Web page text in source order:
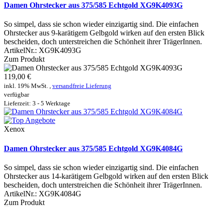
Damen Ohrstecker aus 375/585 Echtgold XG9K4093G
So simpel, dass sie schon wieder einzigartig sind. Die einfachen
Ohrstecker aus 9-karätigem Gelbgold wirken auf den ersten Blick
bescheiden, doch unterstreichen die Schönheit ihrer TrägerInnen.
ArtikelNr.: XG9K4093G
Zum Produkt
119,00 €
inkl. 19% MwSt. , versandfreie Lieferung
verfügbar
Lieferzeit: 3 - 5 Werktage
Xenox
Damen Ohrstecker aus 375/585 Echtgold XG9K4084G
So simpel, dass sie schon wieder einzigartig sind. Die einfachen
Ohrstecker aus 14-karätigem Gelbgold wirken auf den ersten Blick
bescheiden, doch unterstreichen die Schönheit ihrer TrägerInnen.
ArtikelNr.: XG9K4084G
Zum Produkt